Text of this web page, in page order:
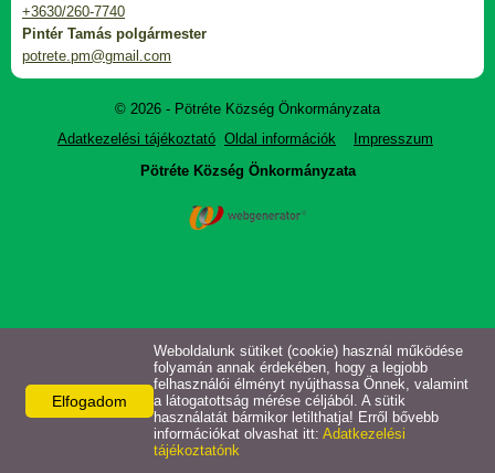
Horgásztó
Intézmények
+3630/260-7740
Pintér Tamás polgármester
potrete.pm@gmail.com
© 2026 - Pötréte Község Önkormányzata
Adatkezelési tájékoztató Oldal információk
Impresszum
Pötréte Község Önkormányzata
Elfogadom
Weboldalunk sütiket (cookie) használ működése
folyamán annak érdekében, hogy a legjobb
felhasználói élményt nyújthassa Önnek, valamint
a látogatottság mérése céljából. A sütik
használatát bármikor letilthatja! Erről bővebb
információkat olvashat itt: Adatkezelési
tájékoztatónk